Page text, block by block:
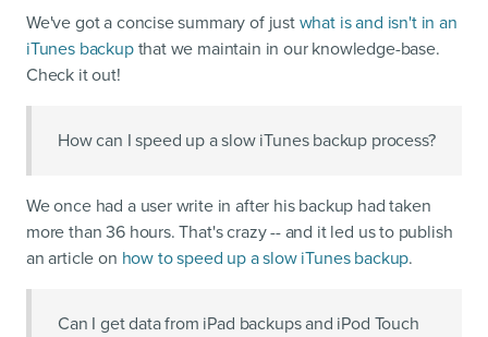
We've got a concise summary of just what is and isn't in an
iTunes backupthat we maintain in our knowledge-base.
Check it out!
How can I speed up a slow iTunes backup process?
We once had a user write in after his backup had taken
more than 36 hours. That's crazy -- and it led us to publish
an article on how to speed up a slow iTunes backup.
Can I get data from iPad backups and iPod Touch